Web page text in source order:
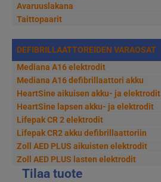
Avaruuslakana
Taittopaarit
DEFIBRILLAATTOREIDEN VARAOSAT
Mediana A16 elektrodit
Mediana A16 defibrillaattori akku
HeartSine aikuisen akku- ja elektrodit
HeartSine lapsen akku- ja elektrodit
Lifepak CR 2 elektrodit
Lifepak CR2 akku defibrillaattoriin
Zoll AED PLUS aikuisten elektrodit
Zoll AED PLUS lasten elektrodit
Tilaa tuote